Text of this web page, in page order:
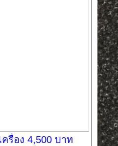
รื่อง 4,500 บาท